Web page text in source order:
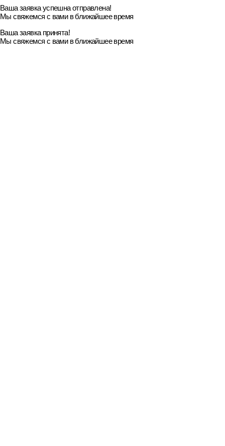
Ваша заявка успешна отправлена!
Мы свяжемся с вами в ближайшее время
Ваша заявка принята!
Мы свяжемся с вами в ближайшее время